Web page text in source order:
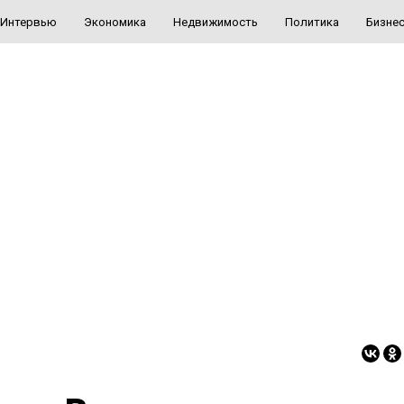
Интервью Экономика Недвижимость Политика Бизнес